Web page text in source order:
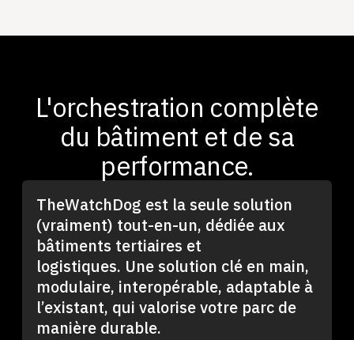
L'orchestration complète
du bâtiment et de sa
performance.
TheWatchDog est la seule solution
(vraiment) tout-en-un, dédiée aux
bâtiments tertiaires et
logistiques. Une solution clé en main,
modulaire, interopérable, adaptable à
l’existant, qui valorise votre parc de
manière durable.